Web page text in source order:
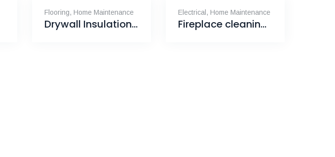
Flooring, Home Maintenance
Drywall Insulation, Captown
Electrical , Home Maintenance
Fireplace cleaning, Portland